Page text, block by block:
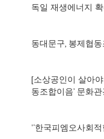
독일 재생에너지
동대문구, 봉제협
[소상공인이 살아
동조합이음’ 문화
'‘한국피엠오사회